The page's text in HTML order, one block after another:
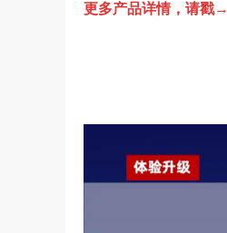
更多产品详情，请戳→